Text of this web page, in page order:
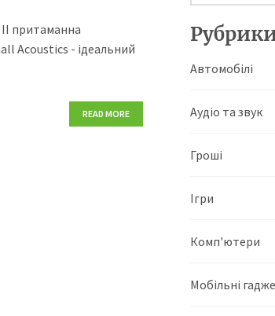
притаманна
Acoustics - ідеальний
READ MORE
Автомобілі
Аудіо та звук
Гроші
Ігри
Комп'ютери
Мобільні